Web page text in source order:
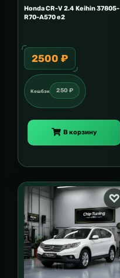
Honda CR-V 2.4 Keihin 37805-
R70-A570 e2
2500 ₽
Кешбэк 250 ₽
В корзину